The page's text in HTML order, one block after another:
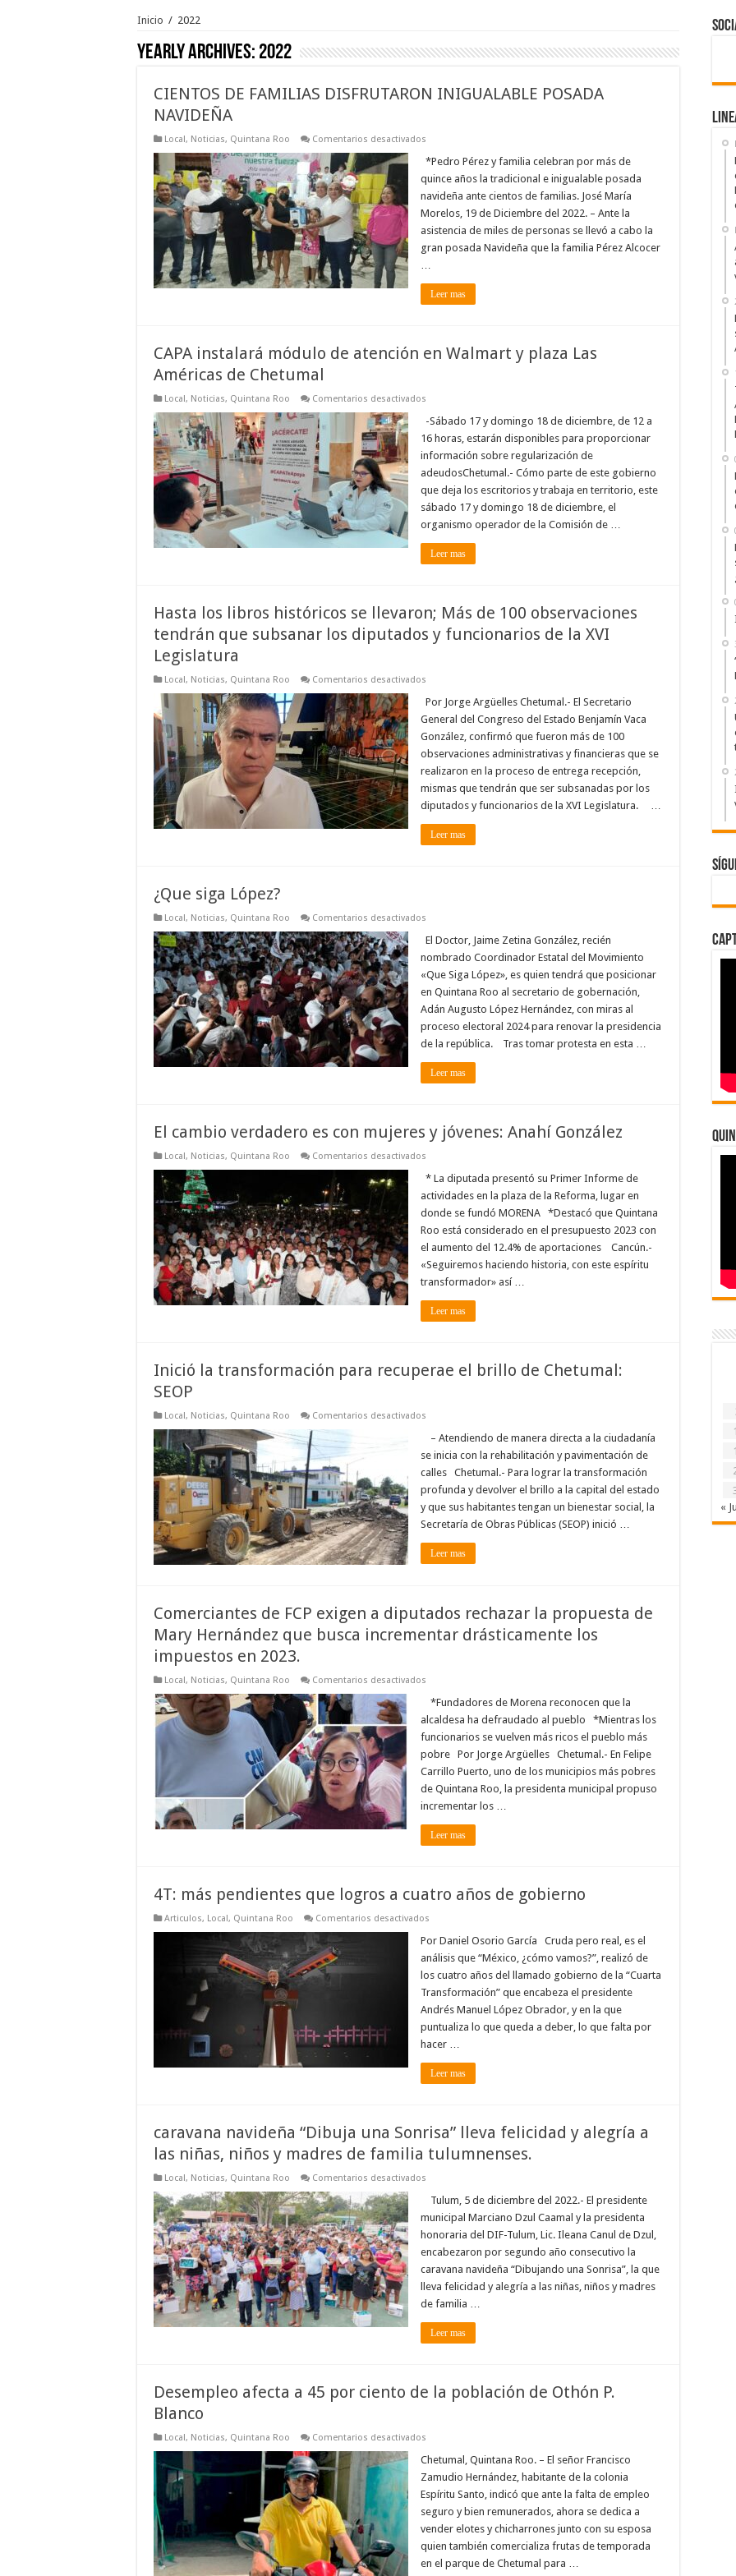
Inicio / 2022
Yearly Archives: 2022
CIENTOS DE FAMILIAS DISFRUTARON INIGUALABLE POSADA
NAVIDEÑA
Local, Noticias, Quintana Roo Comentarios desactivados
DE
DISFRUTARON
INIGUALABLE
POSADA
NAVIDEÑA
*Pedro Pérez y familia celebran por más de
quince años la tradicional e inigualable posada
navideña ante cientos de familias. José María
Morelos, 19 de Diciembre del 2022. – Ante la
asistencia de miles de personas se llevó a cabo la
gran posada Navideña que la familia Pérez Alcocer
Leer mas
CAPA instalará módulo de atención en Walmart y plaza Las
Américas de Chetumal
Local, Noticias, Quintana Roo Comentarios desactivados
instalará
de
atención
en
Walmart
plaza
Las
de
-Sábado 17 y domingo 18 de diciembre, de 12 a
16 horas, estarán disponibles para proporcionar
información sobre regularización de
adeudosChetumal.- Cómo parte de este gobierno
que deja los escritorios y trabaja en territorio, este
sábado 17 y domingo 18 de diciembre, el
organismo operador de la Comisión de …
Leer mas
Hasta los libros históricos se llevaron; Más de 100 observaciones
tendrán que subsanar los diputados y funcionarios de la XVI
Legislatura
Local, Noticias, Quintana Roo Comentarios desactivados
los
libros
históricos
se
llevaron;
Más
100
observaciones
que
diputados
Por Jorge Argüelles Chetumal.- El Secretario
General del Congreso del Estado Benjamín Vaca
González, confirmó que fueron más de 100
observaciones administrativas y financieras que se
realizaron en la proceso de entrega recepción,
mismas que tendrán que ser subsanadas por los
diputados y funcionarios de la XVI Legislatura. …
Leer mas
¿Que siga López?
Local, Noticias, Quintana Roo Comentarios desactivados
siga
El Doctor, Jaime Zetina González, recién
nombrado Coordinador Estatal del Movimiento
«Que Siga López», es quien tendrá que posicionar
en Quintana Roo al secretario de gobernación,
Adán Augusto López Hernández, con miras al
proceso electoral 2024 para renovar la presidencia
de la república. Tras tomar protesta en esta …
Leer mas
El cambio verdadero es con mujeres y jóvenes: Anahí González
Local, Noticias, Quintana Roo Comentarios desactivados
cambio
verdadero
es
con
mujeres
y
Anahí
González
* La diputada presentó su Primer Informe de
actividades en la plaza de la Reforma, lugar en
donde se fundó MORENA *Destacó que Quintana
Roo está considerado en el presupuesto 2023 con
el aumento del 12.4% de aportaciones Cancún.-
«Seguiremos haciendo historia, con este espíritu
transformador» así …
Leer mas
Inició la transformación para recuperae el brillo de Chetumal:
SEOP
Local, Noticias, Quintana Roo Comentarios desactivados
para
recuperae
el
brillo
Chetumal:
SEOP
– Atendiendo de manera directa a la ciudadanía
se inicia con la rehabilitación y pavimentación de
calles Chetumal.- Para lograr la transformación
profunda y devolver el brillo a la capital del estado
y que sus habitantes tengan un bienestar social, la
Secretaría de Obras Públicas (SEOP) inició …
Leer mas
Comerciantes de FCP exigen a diputados rechazar la propuesta de
Mary Hernández que busca incrementar drásticamente los
impuestos en 2023.
Local, Noticias, Quintana Roo Comentarios desactivados
de
exigen
diputados
rechazar
propuesta
de
Mary
Hernández
incrementar
2023.
*Fundadores de Morena reconocen que la
alcaldesa ha defraudado al pueblo *Mientras los
funcionarios se vuelven más ricos el pueblo más
pobre Por Jorge Argüelles Chetumal.- En Felipe
Carrillo Puerto, uno de los municipios más pobres
de Quintana Roo, la presidenta municipal propuso
incrementar los …
Leer mas
4T: más pendientes que logros a cuatro años de gobierno
Articulos, Local, Quintana Roo Comentarios desactivados
más
que
logros
a
cuatro
de
gobierno
Por Daniel Osorio García Cruda pero real, es el
análisis que “México, ¿cómo vamos?”, realizó de
los cuatro años del llamado gobierno de la “Cuarta
Transformación” que encabeza el presidente
Andrés Manuel López Obrador, y en la que
puntualiza lo que queda a deber, lo que falta por
hacer …
Leer mas
caravana navideña “Dibuja una Sonrisa” lleva felicidad y alegría a
las niñas, niños y madres de familia tulumnenses.
Local, Noticias, Quintana Roo Comentarios desactivados
navideña
una
Sonrisa”
lleva
felicidad
alegría
a
niñas,
madres
Tulum, 5 de diciembre del 2022.- El presidente
municipal Marciano Dzul Caamal y la presidenta
honoraria del DIF-Tulum, Lic. Ileana Canul de Dzul,
encabezaron por segundo año consecutivo la
caravana navideña “Dibujando una Sonrisa”, la que
lleva felicidad y alegría a las niñas, niños y madres
de familia …
Leer mas
Desempleo afecta a 45 por ciento de la población de Othón P.
Blanco
Local, Noticias, Quintana Roo Comentarios desactivados
afecta
45
por
ciento
de
población
de
Othón
P.
Chetumal, Quintana Roo. – El señor Francisco
Zamudio Hernández, habitante de la colonia
Espíritu Santo, indicó que ante la falta de empleo
seguro y bien remunerados, ahora se dedica a
vender elotes y chicharrones junto con su esposa
quien también comercializa frutas de temporada
en el parque de Chetumal para …
« Jul